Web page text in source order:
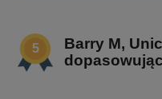
Barry M,